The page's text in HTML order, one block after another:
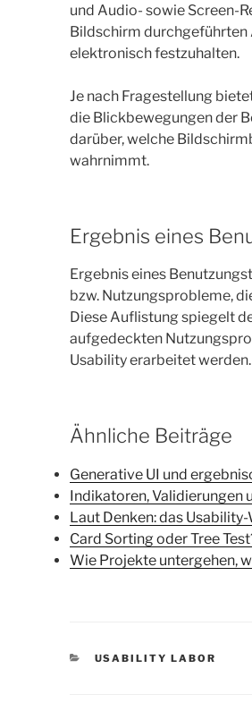
und Audio- sowie Screen-
Bildschirm durchgeführten
elektronisch festzuhalten.
Je nach Fragestellung
die Blickbewegungen der
darüber, welche
wahrnimmt.
Ergebnis eines
Ergebnis eines
bzw. Nutzungsprobleme,
Diese Auflistung spiegelt
aufgedeckten
Usability erarbeitet werden.
Ähnliche Beiträge
Generative UI und
Indikatoren, Validierungen
Laut Denken: das Usability-
Card Sorting oder Tree
Wie Projekte untergehen,
KATEGORIEN
USABILITY LABOR